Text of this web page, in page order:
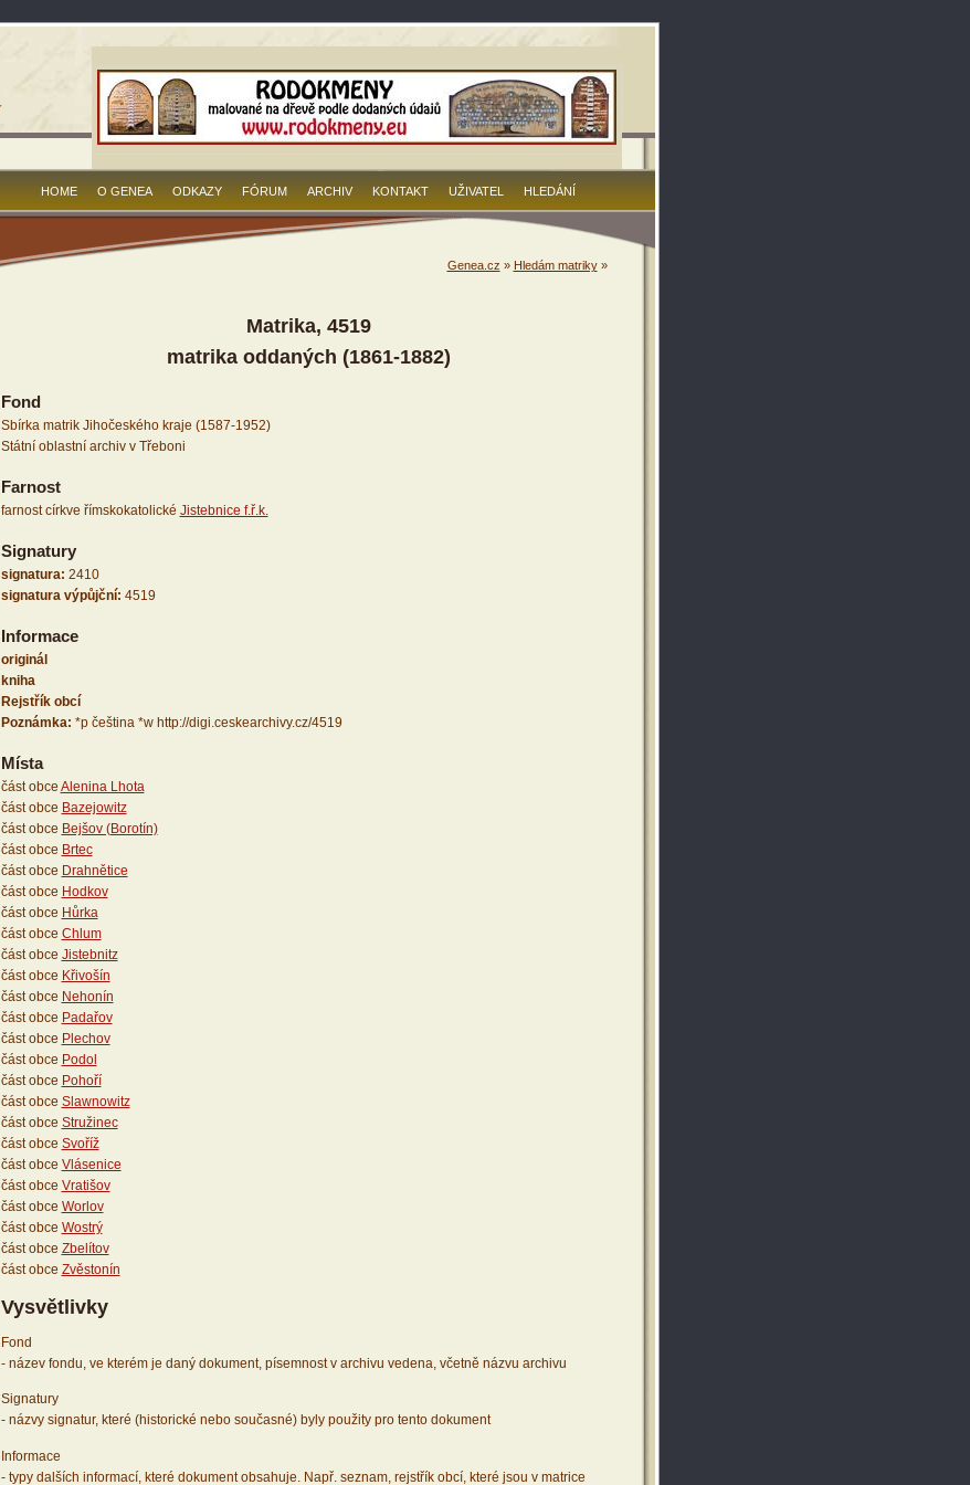
HOME O GENEA ODKAZY FÓRUM ARCHIV KONTAKT UŽIVATEL HLEDÁNÍ
Genea.cz » Hledám matriky»
Matrika, 4519
matrika oddaných (1861-1882)
Fond
Sbírka matrik Jihočeského kraje (1587-1952)
Státní oblastní archiv v Třeboni
Farnost
farnost církve římskokatolické Jistebnice f.ř.k.
Signatury
signatura: 2410
signatura výpůjční: 4519
Informace
originál
kniha
Rejstřík obcí
Poznámka: *p čeština *w http://digi.ceskearchivy.cz/4519
Místa
část obce Alenina Lhota
část obce Bazejowitz
část obce Bejšov (Borotín)
část obce Brtec
část obce Drahnětice
část obce Hodkov
část obce Hůrka
část obce Chlum
část obce Jistebnitz
část obce Křivošín
část obce Nehonín
část obce Padařov
část obce Plechov
část obce Podol
část obce Pohoří
část obce Slawnowitz
část obce Stružinec
část obce Svoříž
část obce Vlásenice
část obce Vratišov
část obce Worlov
část obce Wostrý
část obce Zbelítov
část obce Zvěstonín
Vysvětlivky
Fond
- název fondu, ve kterém je daný dokument, písemnost v archivu vedena, včetně názvu archivu
Signatury
- názvy signatur, které (historické nebo současné) byly použity pro tento dokument
Informace
- typy dalších informací, které dokument obsahuje. Např. seznam, rejstřík obcí, které jsou v matrice